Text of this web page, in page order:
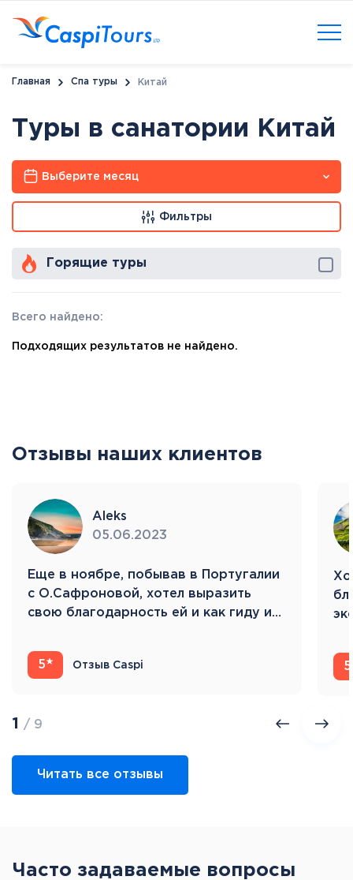
Главная Спа туры Китай
Туры в санатории Китай
Выберите месяц
Фильтры
Горящие туры
Всего найдено:
Подходящих результатов не найдено.
Отзывы наших клиентов
Aleks
05.06.2023
Eще в ноябре, побывав в Португалии
с О.Сафроновой, хотел выразить
свою благодарность ей и как гиду и…
5 Отзыв Caspi 5
1 / 9
Читать все отзывы
Часто задаваемые вопросы